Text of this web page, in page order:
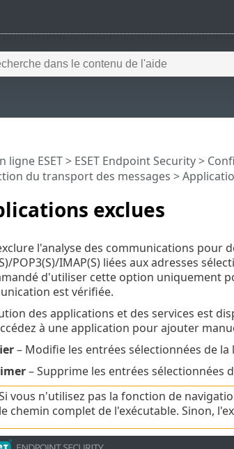
exclues
ligne ESET> ESET Endpoint Security>
du transport des messages >
l'analyse des communications pour
POP3(S)/IMAP(S) liées aux adresses
d'utiliser cette option uniquement
est vérifiée.
des applications et des services est
à une application pour ajouter
– Modifie les entrées sélectionnées de la
– Supprime les entrées sélectionnées
vous n'utilisez pas la fonction de
le chemin complet de l'exécutable. Sinon,